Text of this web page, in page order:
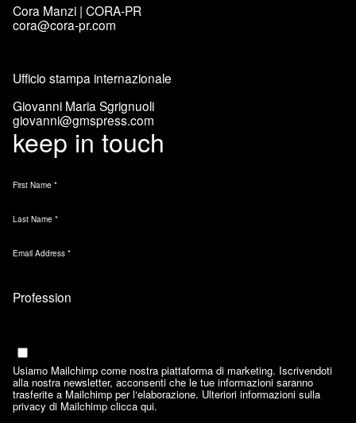
Cora Manzi | CORA-PR
cora@cora-pr.com
Ufficio stampa internazionale
Giovanni Maria Sgrignuoli
giovanni@gmspress.com
keep in touch
First Name *
Last Name *
Email Address *
Usiamo Mailchimp come nostra piattaforma di marketing. Iscrivendoti
alla nostra newsletter, acconsenti che le tue informazioni saranno
trasferite a Mailchimp per l‘elaborazione. Ulteriori informazioni sulla
privacy di Mailchimpclicca qui.